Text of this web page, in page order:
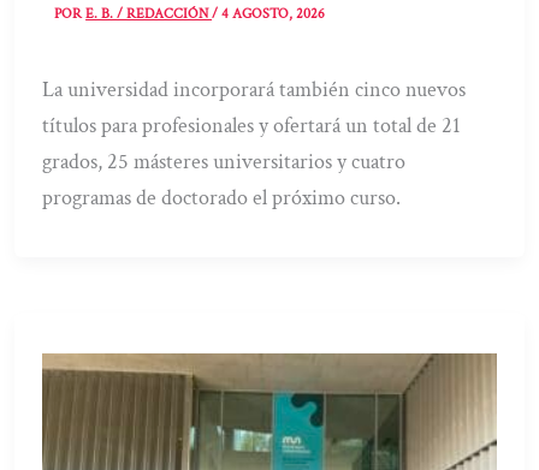
PORE. B. / REDACCIÓN/4 AGOSTO, 2026
La universidad incorporará también cinco nuevos
títulos para profesionales y ofertará un total de 21
grados, 25 másteres universitarios y cuatro
programas de doctorado el próximo curso.